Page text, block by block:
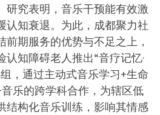
研究表明，音乐干预能有效激
认知衰退。为此，成都聚力社
期服务的优势与不足之上，
知障碍老人推出“音疗记忆·
，通过主动式音乐学习+生命
乐的跨学科合作，为辖区低
结构化音乐训练，影响其情感